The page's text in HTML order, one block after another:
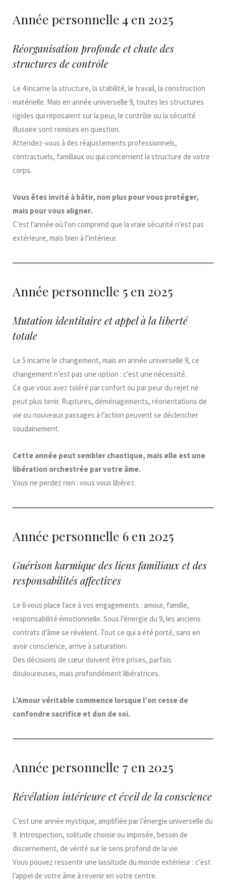
Année personnelle 4 en 2025
Réorganisation profonde et chute des
structures de contrôle
Le 4 incarne la structure, la stabilité, le travail, la construction
matérielle. Mais en année universelle 9, toutes les structures
rigides qui reposaient sur la peur, le contrôle ou la sécurité
illusoire sont remises en question.
Attendez-vous à des réajustements professionnels,
contractuels, familiaux ou qui concernent la structure de votre
corps.
Vous êtes invité à bâtir, non plus pour vous protéger,
mais pour vous aligner.
C’est l’année où l’on comprend que la vraie sécurité n’est pas
extérieure, mais bien à l’intérieur.
Année personnelle 5 en 2025
Mutation identitaire et appel à la liberté
totale
Le 5 incarne le changement, mais en année universelle 9, ce
changement n’est pas une option : c’est une nécessité.
Ce que vous avez toléré par confort ou par peur du rejet ne
peut plus tenir. Ruptures, déménagements, réorientations de
vie ou nouveaux passages à l’action peuvent se déclencher
soudainement.
Cette année peut sembler chaotique, mais elle est une
libération orchestrée par votre âme.
Vous ne perdez rien : vous vous libérez.
Année personnelle 6 en 2025
Guérison karmique des liens familiaux et des
responsabilités affectives
Le 6 vous place face à vos engagements : amour, famille,
responsabilité émotionnelle. Sous l’énergie du 9, les anciens
contrats d’âme se révèlent. Tout ce qui a été porté, sans en
avoir conscience, arrive à saturation.
Des décisions de cœur doivent être prises, parfois
douloureuses, mais profondément libératrices.
L’Amour véritable commence lorsque l’on cesse de
confondre sacrifice et don de soi.
Année personnelle 7 en 2025
Révélation intérieure et éveil de la conscience
C’est une année mystique, amplifiée par l’énergie universelle du
9. Introspection, solitude choisie ou imposée, besoin de
discernement, de vérité sur le sens profond de la vie.
Vous pouvez ressentir une lassitude du monde extérieur : c’est
l’appel de votre âme à revenir en votre centre.